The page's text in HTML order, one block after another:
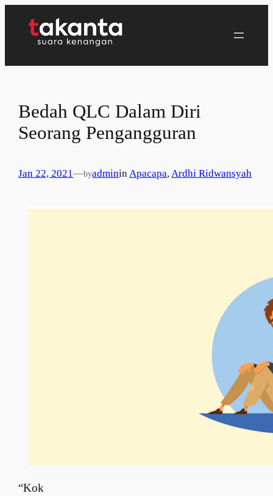
Bedah QLC Dalam Diri
Seorang Pengangguran
Jan 22, 2021—byadmininApacapa, Ardhi Ridwansyah
“Kok